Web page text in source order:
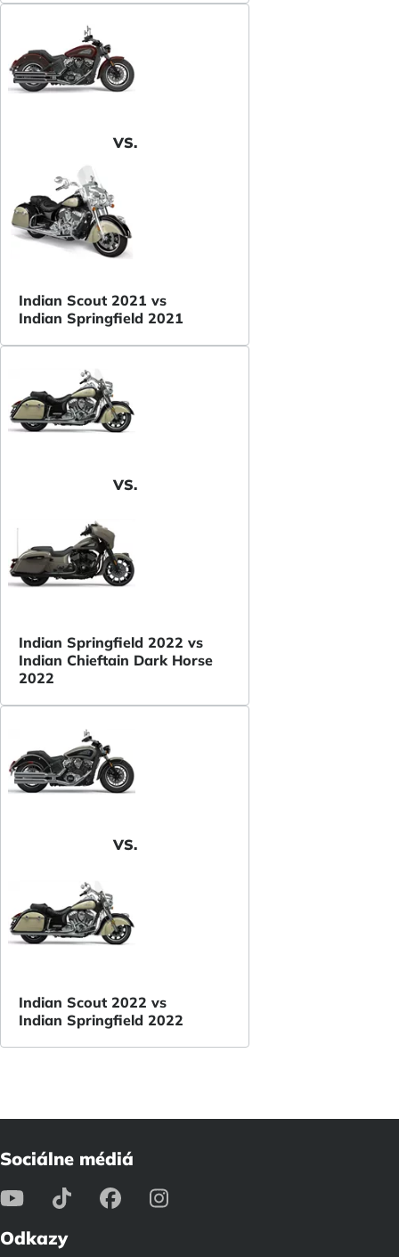
VS.
Indian Scout 2021 vs
Indian Springfield 2021
VS.
Indian Springfield 2022 vs
Indian Chieftain Dark Horse
2022
VS.
Indian Scout 2022 vs
Indian Springfield 2022
Sociálne médiá
Odkazy